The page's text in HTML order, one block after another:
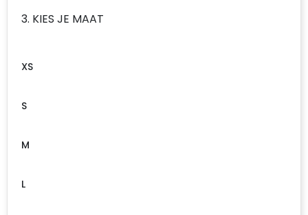
3. KIES JE MAAT
XS
S
M
L